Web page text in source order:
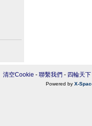
清空Cookie - 聯繫我們 - 四輪天下
Powered by X-